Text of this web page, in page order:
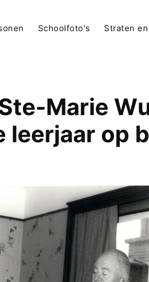
Schoolfoto's Straten
Marie
leerjaar op